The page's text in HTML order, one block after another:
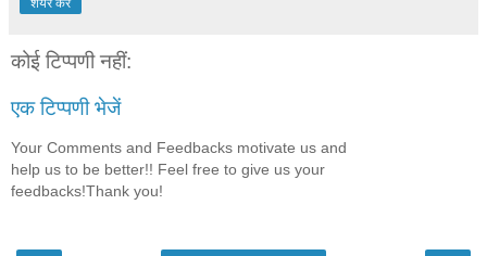
कोई टिप्पणी नहीं:
एक टिप्पणी भेजें
Your Comments and Feedbacks motivate us and
help us to be better!! Feel free to give us your
feedbacks!Thank you!